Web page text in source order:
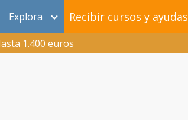
Explora Recibir cursos y ayudas
1.400 euros